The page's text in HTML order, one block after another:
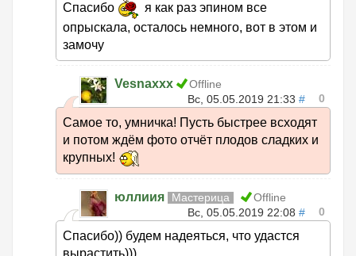
Спасибо
я как раз эпином все
опрыскала, осталось немного, вот в этом и
замочу
Vesnaxxx
Offline
Вс, 05.05.2019 21:33 # 0
Самое то, умничка! Пусть быстрее всходят
и потом ждём фото отчёт плодов сладких и
крупных!
юллиия Мастерица
Offline
Вс, 05.05.2019 22:08 # 0
Спасибо)) будем надеяться, что удастся
вырастить)))